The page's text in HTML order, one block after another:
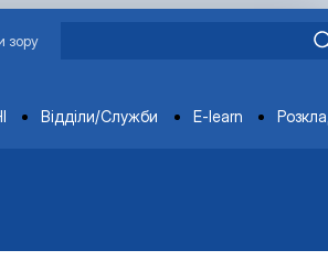
зору
Відділи/Служби E-learn